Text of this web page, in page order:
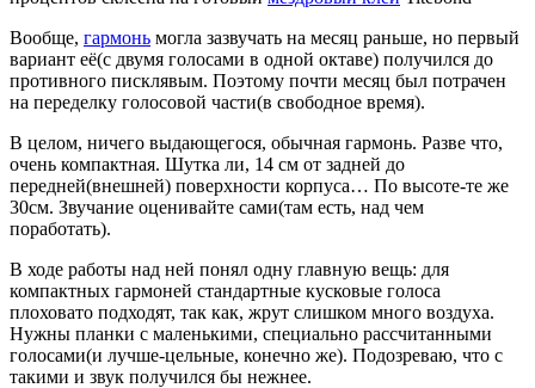
Вообще, гармонь могла зазвучать на месяц раньше, но первый
вариант её(с двумя голосами в одной октаве) получился до
противного писклявым. Поэтому почти месяц был потрачен
на переделку голосовой части(в свободное время).
В целом, ничего выдающегося, обычная гармонь. Разве что,
очень компактная. Шутка ли, 14 см от задней до
передней(внешней) поверхности корпуса… По высоте-те же
30см. Звучание оценивайте сами(там есть, над чем
поработать).
В ходе работы над ней понял одну главную вещь: для
компактных гармоней стандартные кусковые голоса
плоховато подходят, так как, жрут слишком много воздуха.
Нужны планки с маленькими, специально рассчитанными
голосами(и лучше-цельные, конечно же). Подозреваю, что с
такими и звук получился бы нежнее.